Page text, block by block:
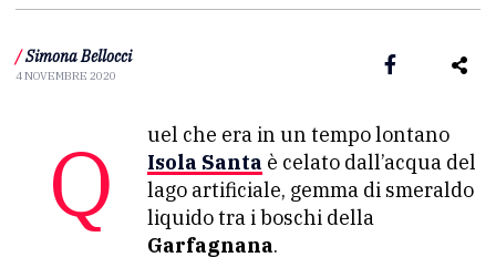
/ Simona Bellocci
4 NOVEMBRE 2020
Quel che era in un tempo lontano
Isola Santa è celato dall’acqua del
lago artificiale, gemma di smeraldo
liquido tra i boschi della
Garfagnana.